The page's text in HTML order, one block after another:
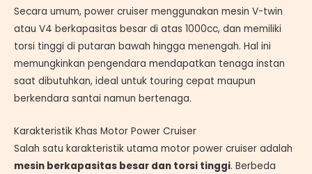
Secara umum, power cruiser menggunakan mesin V-twin
atau V4 berkapasitas besar di atas 1000cc, dan memiliki
torsi tinggi di putaran bawah hingga menengah. Hal ini
memungkinkan pengendara mendapatkan tenaga instan
saat dibutuhkan, ideal untuk touring cepat maupun
berkendara santai namun bertenaga.
Karakteristik Khas Motor Power Cruiser
Salah satu karakteristik utama motor power cruiser adalah
mesin berkapasitas besar dan torsi tinggi. Berbeda